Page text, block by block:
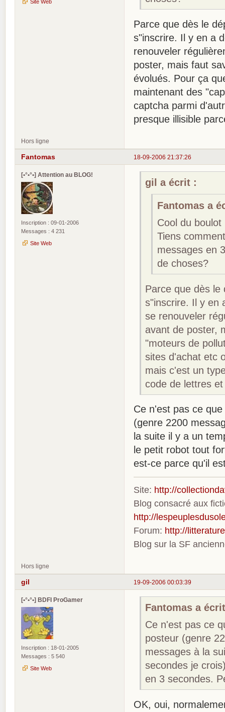
Site Web
Parce que dès le
s"inscrire. Il y en a
renouveler
poster, mais faut
évolués. Pour ça
maintenant des
captcha parmi
presque illisible
Hors ligne
18-09-2006 21:37:26
Fantomas
[•°•°•] Attention au BLOG!
Inscription : 09-01-2006
Messages : 4 231
Site Web
gil a écrit :
Fantomas a
Cool du
Tiens
messages en
de choses?
Parce que dès le
s"inscrire. Il y en
se renouveler
avant de poster,
"moteurs de
sites d'achat etc
mais c'est un
code de lettres
Ce n'est pas ce
(genre 2200
la suite il y a un
le petit robot tout
est-ce parce qu'il
Site: http://
Blog consacré aux
http://
Forum: http://
Blog sur la SF
Hors ligne
19-09-2006 00:03:39
gil
[•°•°•] BDFI ProGamer
Inscription : 18-01-2005
Messages : 5 540
Site Web
Fantomas a
Ce n'est pas ce
posteur (genre
messages à la
secondes je
en 3 secondes.
OK, oui,